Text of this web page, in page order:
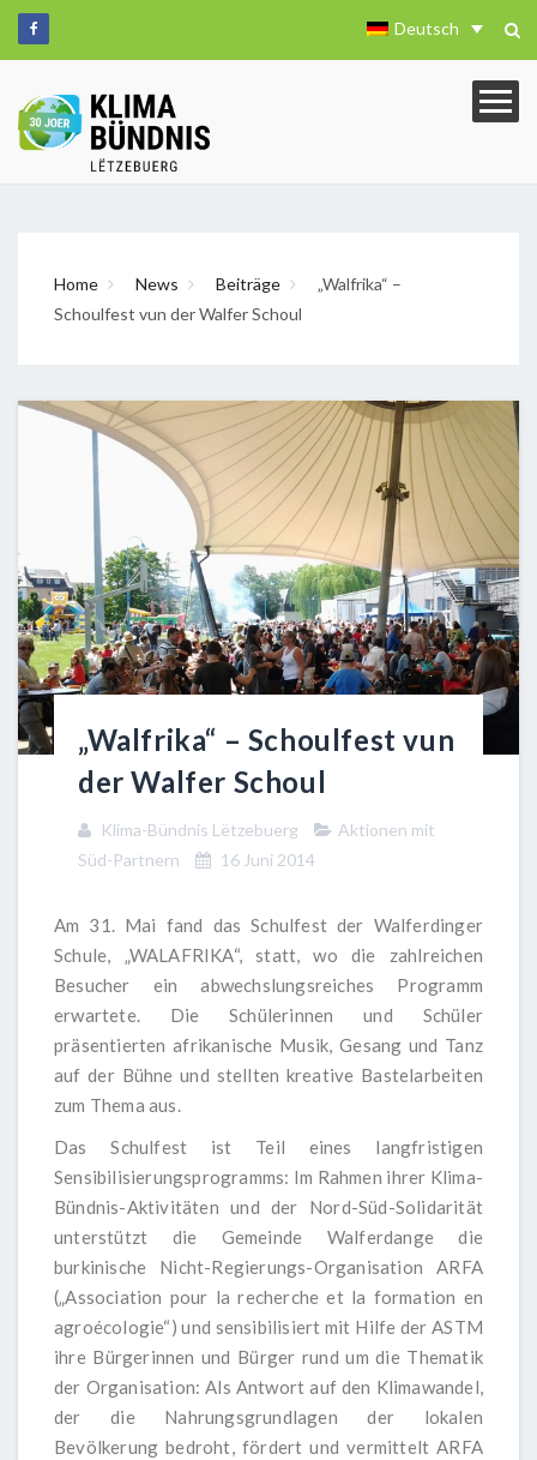
Deutsch
Home News Beiträge
„Walfrika“ –
Schoulfest vun der Walfer Schoul
„Walfrika“ – Schoulfest vun
der Walfer Schoul
Klima-Bündnis Lëtzebuerg
Aktionen mit
Süd-Partnern
16 Juni 2014
Am 31. Mai fand das Schulfest der Walferdinger
Schule, „WALAFRIKA“, statt, wo die zahlreichen
Besucher ein abwechslungsreiches Programm
erwartete. Die Schülerinnen und Schüler
präsentierten afrikanische Musik, Gesang und Tanz
auf der Bühne und stellten kreative Bastelarbeiten
zum Thema aus.
Das Schulfest ist Teil eines langfristigen
Sensibilisierungsprogramms: Im Rahmen ihrer Klima-
Bündnis-Aktivitäten und der Nord-Süd-Solidarität
unterstützt die Gemeinde Walferdange die
burkinische Nicht-Regierungs-Organisation ARFA
(„Association pour la recherche et la formation en
agroécologie“) und sensibilisiert mit Hilfe der ASTM
ihre Bürgerinnen und Bürger rund um die Thematik
der Organisation: Als Antwort auf den Klimawandel,
der die Nahrungsgrundlagen der lokalen
Bevölkerung bedroht, fördert und vermittelt ARFA